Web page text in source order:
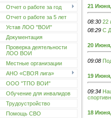
Отчет о работе за год
Отчет о работе за 5 лет
Устав ЛОО "ВОИ"
Документация
Проверка деятельности
ЛОО ВОИ
Местные организации
АНО «СВОЯ лига»
ООО "ТПО ВОИ"
Обучение для инвалидов
Трудоустройство
Помощь СВО
21
08:30 22
08:29 С
20
09:08
19
09:34
18